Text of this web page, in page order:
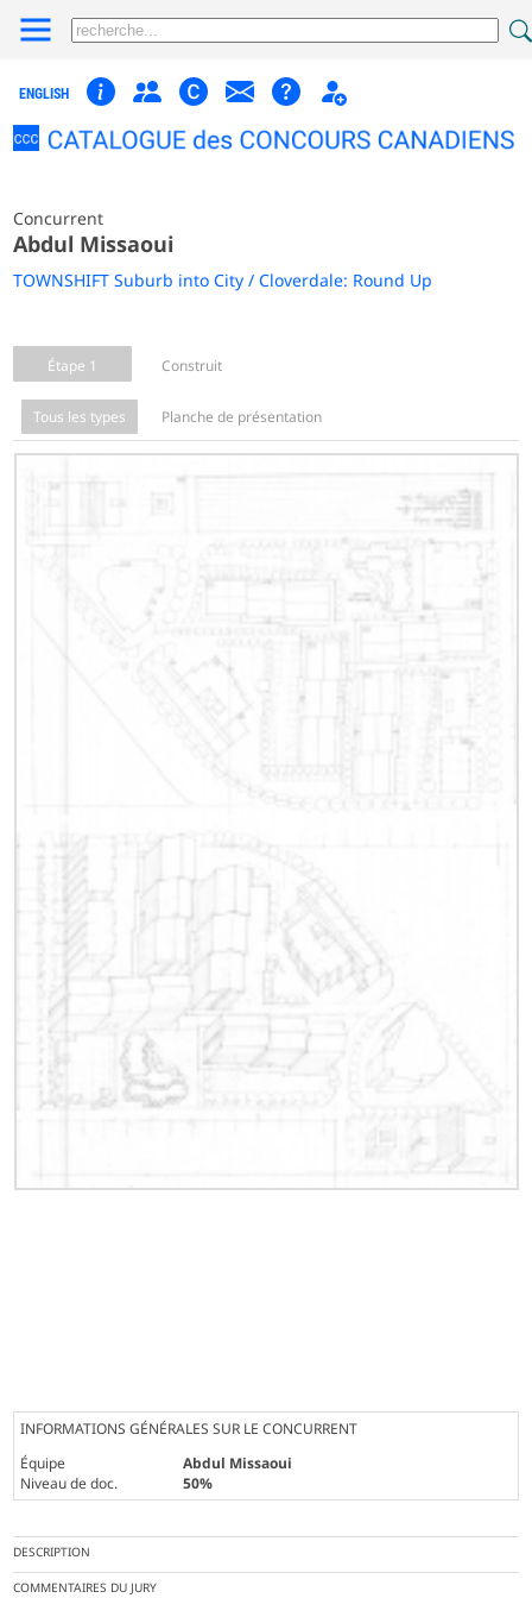
ENGLISH
Concurrent
Abdul Missaoui
TOWNSHIFT Suburb into City / Cloverdale: Round Up
Étape 1 Construit
Tous les types Planche de présentation
INFORMATIONS GÉNÉRALES SUR LE CONCURRENT
Équipe
Abdul Missaoui
Niveau de doc.
50%
DESCRIPTION
COMMENTAIRES DU JURY